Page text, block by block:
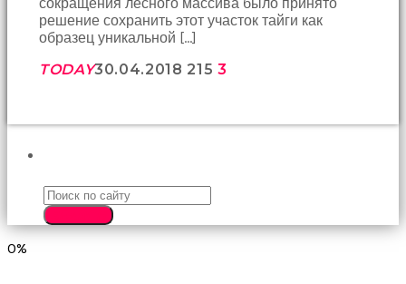
sözleşiyorlar
altyazılı
porno
Arkadaşımın
gittiğimde
annesinin
bakmaktan
bir
şeye
решение сохранить этот участок тайги как
образец уникальной […]
TODAY30.04.2018 215 3
0%